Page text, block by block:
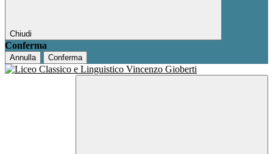
Chiudi
Conferma
Annulla Conferma